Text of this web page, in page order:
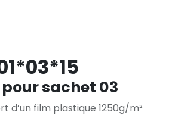
pour sachet 03
d’un film plastique 1250g/m²